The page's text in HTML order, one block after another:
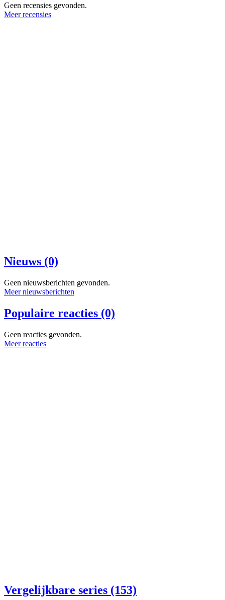
Geen recensies gevonden.
Meer recensies
Nieuws (0)
Geen nieuwsberichten gevonden.
Meer nieuwsberichten
Populaire reacties (0)
Geen reacties gevonden.
Meer reacties
Vergelijkbare series (153)